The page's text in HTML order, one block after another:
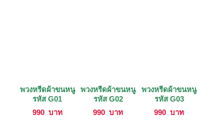
พวงหรีดผ้าขนหนู
รหัส G01
990 บาท
พวงหรีดผ้าขนหนู
รหัส G02
990 บาท
พวงหรีดผ้าขนหนู
รหัส G03
990 บาท